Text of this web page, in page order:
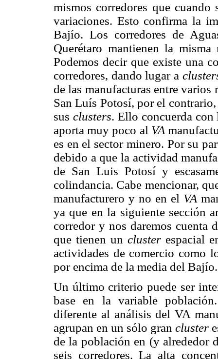
mismos corredores que
variaciones. Esto confirma la
Bajío. Los corredores de
Querétaro mantienen la
Podemos decir que existe una
corredores, dando lugar a
de las manufacturas entre
San Luís Potosí, por el
sus clusters. Ello concuerda con
aporta muy poco al VA
es en el sector minero. Por su
debido a que la actividad
de San Luis Potosí y
colindancia. Cabe mencionar,
manufacturero y no en el VA
ya que en la siguiente sección
corredor y nos daremos cuenta
que tienen un clusterespacial
actividades de comercio como
por encima de la media del Bajío.
Un último criterio puede ser
base en la variable
diferente al análisis del VA
agrupan en un sólo gran cluster
de la población en (y alrededor
seis corredores. La alta